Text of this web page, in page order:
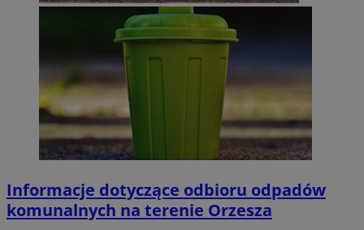
Informacje dotyczące odbioru odpadów
komunalnych na terenie Orzesza